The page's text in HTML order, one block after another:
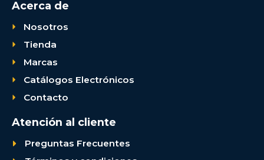
Acerca de
Nosotros
Tienda
Marcas
Catálogos Electrónicos
Contacto
Atención al cliente
Preguntas Frecuentes